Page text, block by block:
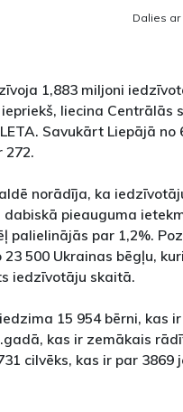
Dalies ar
1,883 miljoni
liecina Centrālās
Savukārt Liepājā no
272.
norādīja, ka
pieauguma
palielinājās par 1,2%.
500 Ukrainas bēgļu,
iedzīvotāju skaitā.
15 954 bērni, kas
kas ir zemākais
cilvēks, kas ir par 3869